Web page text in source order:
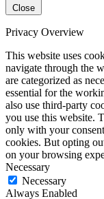
Close
Privacy Overview
This website uses
navigate through the
are categorized as
essential for the
also use third-party
you use this website.
only with your
cookies. But opting
on your browsing
Necessary
Necessary
Always Enabled